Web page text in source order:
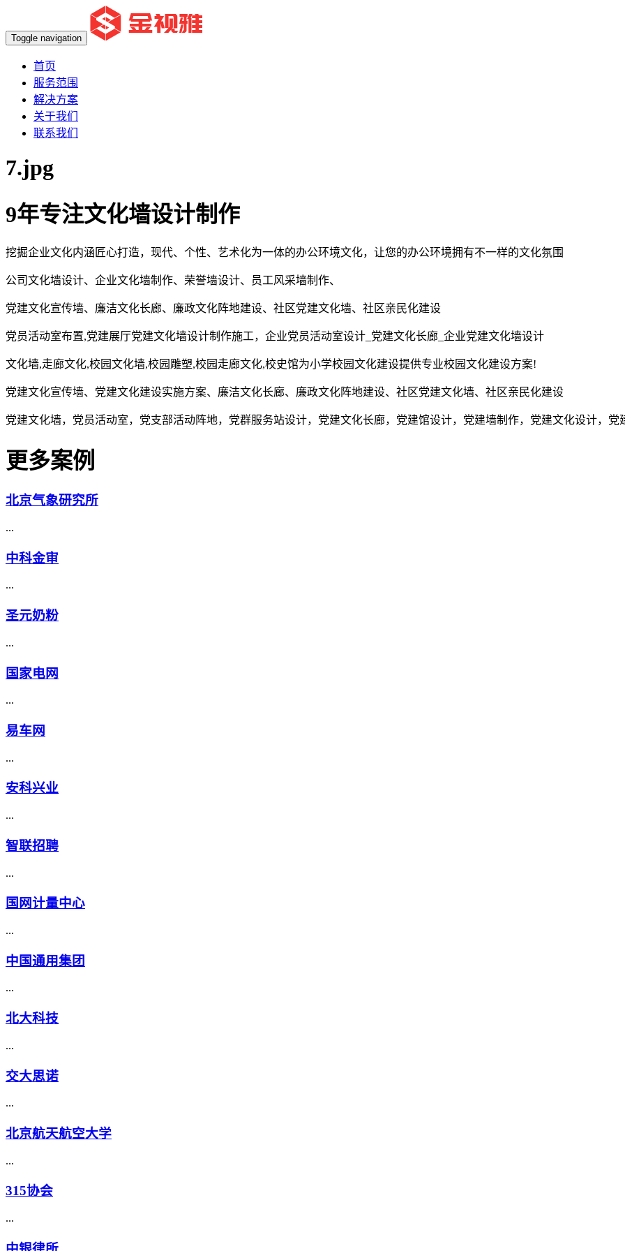
Toggle navigation
首页
服务范围
解决方案
关于我们
联系我们
7.jpg
9年专注文化墙设计制作
挖掘企业文化内涵匠心打造，现代、个性、艺术化为一体的办公环境文化，让您的办公环境拥有不一样的文化氛围
公司文化墙设计、企业文化墙制作、荣誉墙设计、员工风采墙制作、
党建文化宣传墙、廉洁文化长廊、廉政文化阵地建设、社区党建文化墙、社区亲民化建设
党员活动室布置,党建展厅党建文化墙设计制作施工，企业党员活动室设计_党建文化长廊_企业党建文化墙设计
文化墙,走廊文化,校园文化墙,校园雕塑,校园走廊文化,校史馆为小学校园文化建设提供专业校园文化建设方案!
党建文化宣传墙、党建文化建设实施方案、廉洁文化长廊、廉政文化阵地建设、社区党建文化墙、社区亲民化建设
党建文化墙，党员活动室，党支部活动阵地，党群服务站设计，党建文化长廊，党建馆设计，党建墙制作，党建文化设计，党
更多案例
北京气象研究所
...
中科金审
...
圣元奶粉
...
国家电网
...
易车网
...
安科兴业
...
智联招聘
...
国网计量中心
...
中国通用集团
...
北大科技
...
交大思诺
...
北京航天航空大学
...
315协会
...